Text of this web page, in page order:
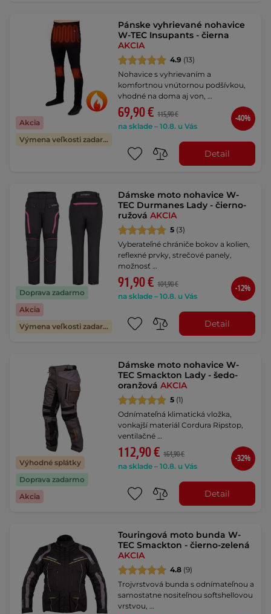
Akcia
Výmena veľkosti zadarmo
Pánske vyhrievané nohavice
W-TEC Insupants - čierna
AKCIA
4.9 (13)
Nohavice s vyhrievaním a
komfortnou vnútornou podšívkou,
vhodné na doma aj von, …
69,90 € 115,90 €
na sklade – 10.8. u Vás
-40%
Detail
Doprava zadarmo
Akcia
Výmena veľkosti zadarmo
Dámske moto nohavice W-
TEC Durmanes Lady - čierno-
ružováAKCIA
5 (3)
Vyberateľné chrániče bokov a kolien,
reflexné prvky, strečové panely,
možnosť …
91,90 € 104,90 €
na sklade – 10.8. u Vás
-12%
Detail
Výhodné splátky
Doprava zadarmo
Akcia
Dámske moto nohavice W-
TEC Smackton Lady - šedo-
oranžováAKCIA
5 (1)
Odnímateľná klimatická vložka,
vonkajší materiál Cordura Ripstop,
ventilačné …
112,90 € 164,90 €
na sklade – 10.8. u Vás
-32%
Detail
Touringová moto bunda W-
TEC Smackton - čierno-zelená
AKCIA
4.8 (9)
Trojvrstvová bunda s odnímateľnou a
samostatne nositeľnou softshellovou
vrstvou, …